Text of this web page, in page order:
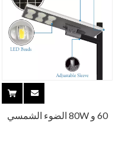
60 و 80W الضوء الشمسي